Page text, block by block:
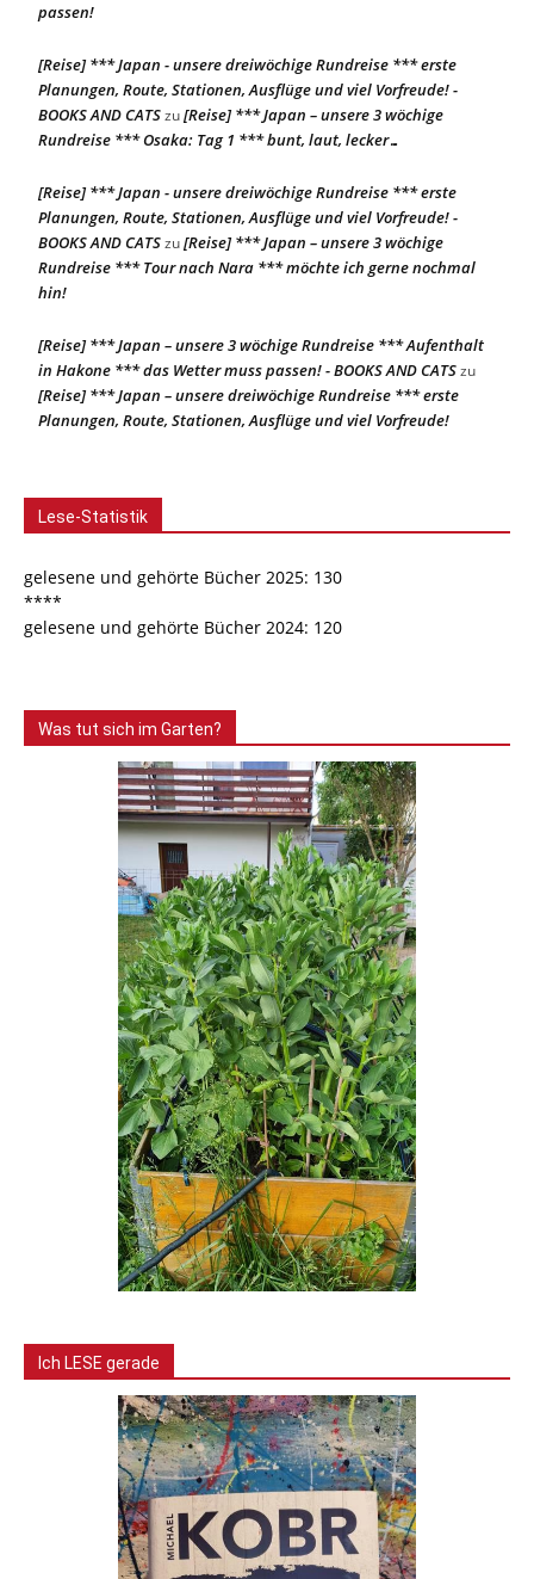
passen!
[Reise] *** Japan - unsere dreiwöchige Rundreise *** erste
Planungen, Route, Stationen, Ausflüge und viel Vorfreude! -
BOOKS AND CATSzu[Reise] *** Japan – unsere 3 wöchige
Rundreise *** Osaka: Tag 1 *** bunt, laut, lecker…
[Reise] *** Japan - unsere dreiwöchige Rundreise *** erste
Planungen, Route, Stationen, Ausflüge und viel Vorfreude! -
BOOKS AND CATSzu[Reise] *** Japan – unsere 3 wöchige
Rundreise *** Tour nach Nara *** möchte ich gerne nochmal
hin!
[Reise] *** Japan – unsere 3 wöchige Rundreise *** Aufenthalt
in Hakone *** das Wetter muss passen! - BOOKS AND CATSzu
[Reise] *** Japan – unsere dreiwöchige Rundreise *** erste
Planungen, Route, Stationen, Ausflüge und viel Vorfreude!
Lese-Statistik
gelesene und gehörte Bücher 2025: 130
****
gelesene und gehörte Bücher 2024: 120
Was tut sich im Garten?
Ich LESE gerade